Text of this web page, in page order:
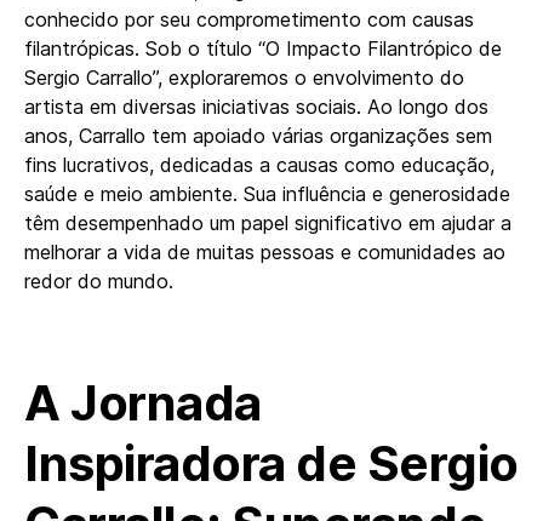
conhecido por seu comprometimento com causas
filantrópicas. Sob o título “O Impacto Filantrópico de
Sergio Carrallo”, exploraremos o envolvimento do
artista em diversas iniciativas sociais. Ao longo dos
anos, Carrallo tem apoiado várias organizações sem
fins lucrativos, dedicadas a causas como educação,
saúde e meio ambiente. Sua influência e generosidade
têm desempenhado um papel significativo em ajudar a
melhorar a vida de muitas pessoas e comunidades ao
redor do mundo.
A Jornada
Inspiradora de Sergio